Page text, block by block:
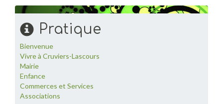
Pratique
Bienvenue
Vivre à Cruviers-Lascours
Mairie
Enfance
Commerces et Services
Associations